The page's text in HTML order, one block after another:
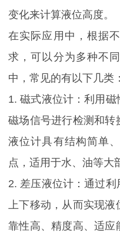
变化来计算液位高度。
在实际应用中，根据
求，可以分为多种不
中，常见的有以下几类：
1. 磁式液位计：利用
磁场信号进行检测和转
液位计具有结构简单
点，适用于水、油等大
2. 差压液位计：通过
上下移动，从而实现液
靠性高、精度高、适应